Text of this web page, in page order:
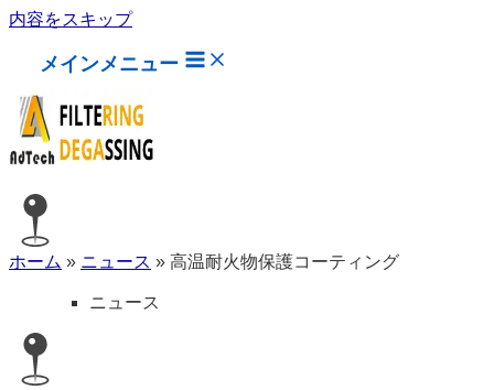
内容をスキップ
メインメニュー
ホーム » ニュース » 高温耐火物保護コーティング
ニュース